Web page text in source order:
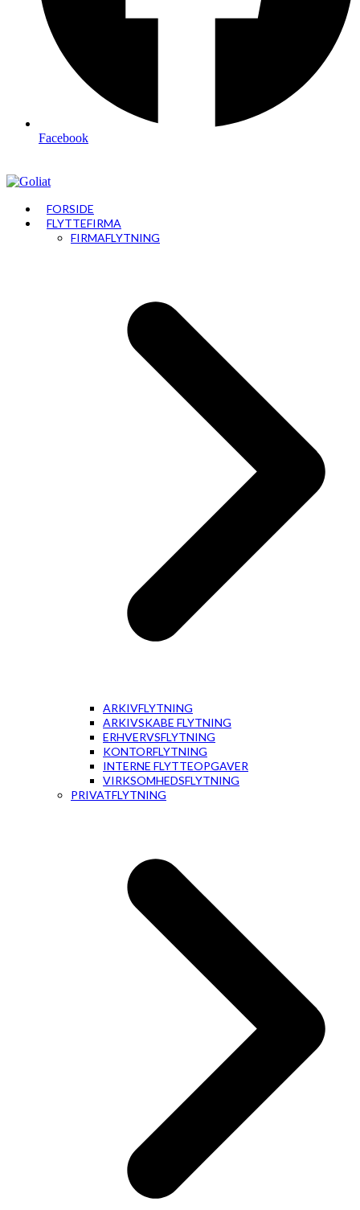
Facebook
FORSIDE
FLYTTEFIRMA
FIRMAFLYTNING
ARKIVFLYTNING
ARKIVSKABE FLYTNING
ERHVERVSFLYTNING
KONTORFLYTNING
INTERNE FLYTTEOPGAVER
VIRKSOMHEDSFLYTNING
PRIVATFLYTNING